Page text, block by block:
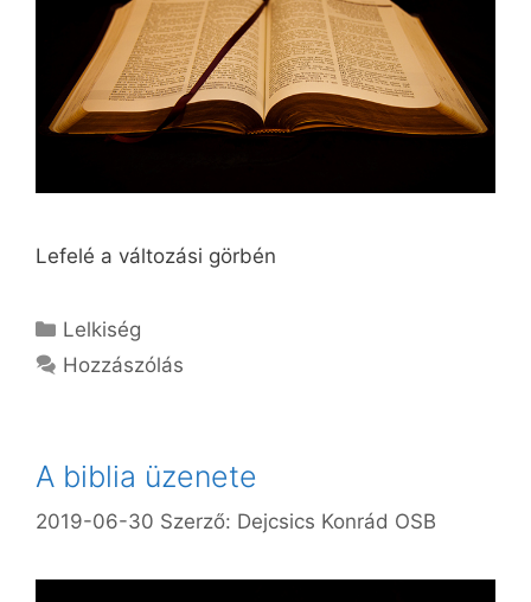
Lefelé a változási görbén
Kategória
Lelkiség
Hozzászólás
A biblia üzenete
2019-06-30 Szerző: Dejcsics Konrád OSB